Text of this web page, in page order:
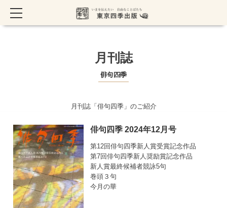
TOP
月刊誌
俳句四季
月刊誌「俳句四季」のご紹介
俳句四季 2024年12月号
第12回俳句四季新人賞受賞記念作品
第7回俳句四季新人奨励賞記念作品
新人賞最終候補者競詠5句
巻頭３句
今月の華